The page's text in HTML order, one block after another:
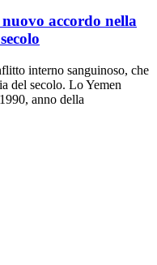
accordo nella
interno sanguinoso, che
del secolo. Lo Yemen
anno della